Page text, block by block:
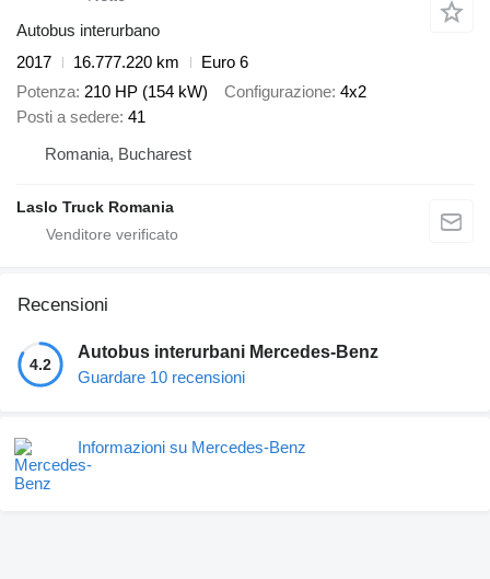
Autobus interurbano
2017
16.777.220 km
Euro 6
Potenza 210 HP (154 kW) Configurazione 4x2
Posti a sedere 41
Romania, Bucharest
Laslo Truck Romania
Recensioni
4.2
Autobus interurbani Mercedes-Benz
Guardare 10 recensioni
Informazioni su Mercedes-Benz